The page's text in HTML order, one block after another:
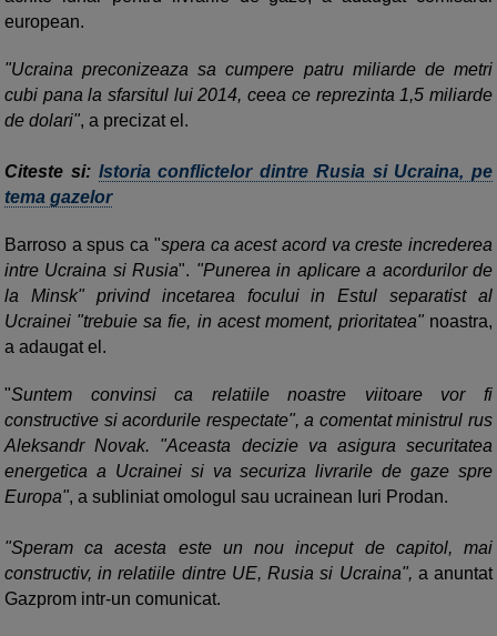
european.
"Ucraina preconizeaza sa cumpere patru miliarde de metri
cubi pana la sfarsitul lui 2014, ceea ce reprezinta 1,5 miliarde
de dolari", a precizat el.
Citeste si: Istoria conflictelor dintre Rusia si Ucraina, pe
tema gazelor
Barroso a spus ca "spera ca acest acord va creste increderea
intre Ucraina si Rusia". "Punerea in aplicare a acordurilor de
la Minsk" privind incetarea focului in Estul separatist al
Ucrainei "trebuie sa fie, in acest moment, prioritatea"noastra,
a adaugat el.
"Suntem convinsi ca relatiile noastre viitoare vor fi
constructive si acordurile respectate", a comentat ministrul rus
Aleksandr Novak. "Aceasta decizie va asigura securitatea
energetica a Ucrainei si va securiza livrarile de gaze spre
Europa", a subliniat omologul sau ucrainean Iuri Prodan.
"Speram ca acesta este un nou inceput de capitol, mai
constructiv, in relatiile dintre UE, Rusia si Ucraina", a anuntat
Gazprom intr-un comunicat.